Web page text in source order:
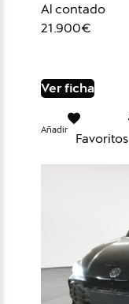
Al contado
21.900€
Ver ficha
Añadir
Favoritos